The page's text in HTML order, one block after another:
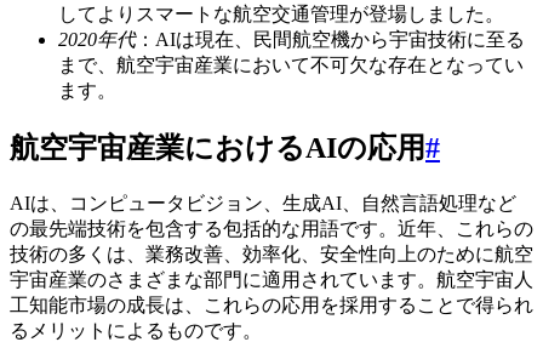
してよりスマートな航空交通管理が登場しました。
2020年代：AIは現在、民間航空機から宇宙技術に至る
まで、航空宇宙産業において不可欠な存在となってい
ます。
航空宇宙産業におけるAIの応用#
AIは、コンピュータビジョン、生成AI、自然言語処理など
の最先端技術を包含する包括的な用語です。近年、これらの
技術の多くは、業務改善、効率化、安全性向上のために航空
宇宙産業のさまざまな部門に適用されています。航空宇宙人
工知能市場の成長は、これらの応用を採用することで得られ
るメリットによるものです。